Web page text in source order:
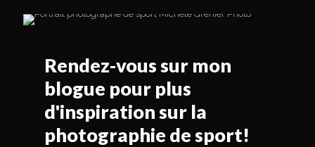
Rendez-vous sur mon
blogue pour plus
d'inspiration sur la
photographie de sport!